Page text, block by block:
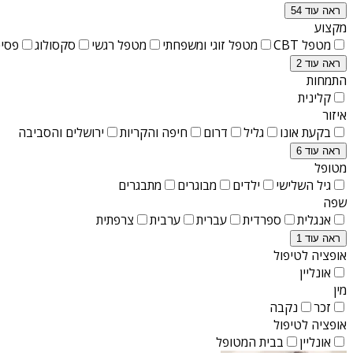
ראה עוד 54
מקצוע
מטפל CBT
מטפל זוגי ומשפחתי מטפל רגשי סקסולוג
ראה עוד 2
התמחות
קלינית
איזור
בקעת אונו
גליל דרום חיפה והקריות ירושלים והסביבה
ראה עוד 6
מטופל
גיל השלישי
ילדים מבוגרים
מתבגרים
שפה
אנגלית
ספרדית עברית ערבית צרפתית
ראה עוד 1
אופציה לטיפול
אונליין
מין
זכר
נקבה
אופציה לטיפול
אונליין
בבית המטופל